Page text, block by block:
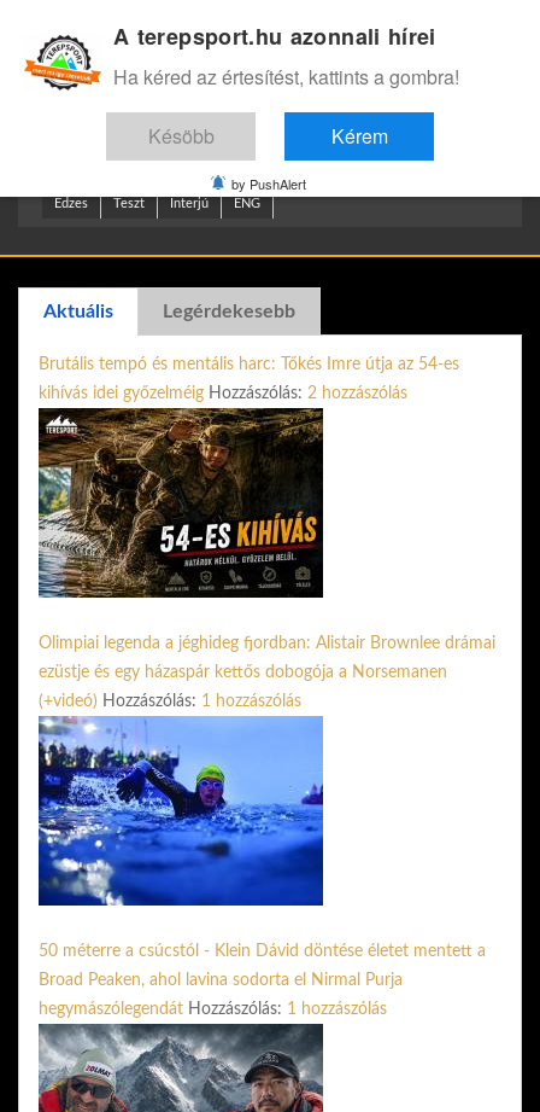
Edzes Teszt Interjú ENG
Aktuális Legérdekesebb
Brutális tempó és mentális harc: Tőkés Imre útja az 54-es
kihívás idei győzelméig Hozzászólás: 2 hozzászólás
Olimpiai legenda a jéghideg fjordban: Alistair Brownlee drámai
ezüstje és egy házaspár kettős dobogója a Norsemanen
(+videó) Hozzászólás: 1 hozzászólás
50 méterre a csúcstól - Klein Dávid döntése életet mentett a
Broad Peaken, ahol lavina sodorta el Nirmal Purja
hegymászólegendát Hozzászólás: 1 hozzászólás
A terepsport.hu azonnali hírei
Ha kéred az értesítést, kattints a gombra!
Késöbb Kérem
by PushAlert